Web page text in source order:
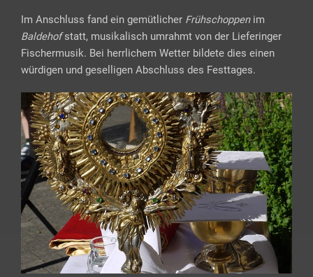
Im Anschluss fand ein gemütlicher Frühschoppenim
Baldehofstatt, musikalisch umrahmt von der Lieferinger
Fischermusik. Bei herrlichem Wetter bildete dies einen
würdigen und geselligen Abschluss des Festtages.